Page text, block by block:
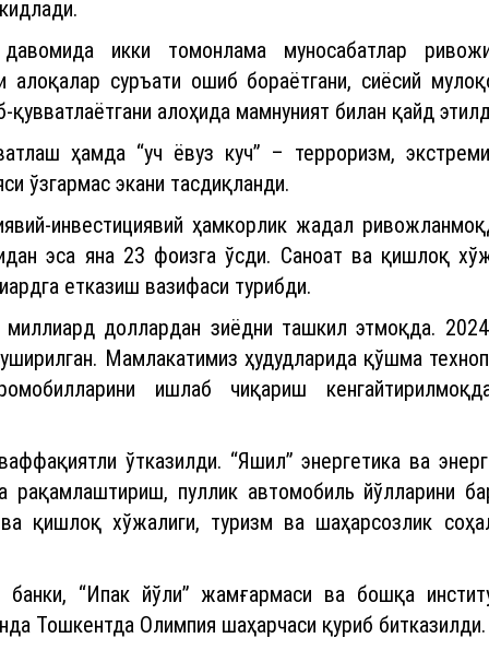
икки томонлама муносабатлар
алоқалар суръати ошиб бораётгани, сиёсий
алоҳида мамнуният билан қайд
ҳамда “уч ёвуз куч” – терроризм,
ўзгармас экани тасдиқланди.
инвестициявий ҳамкорлик жадал
эса яна 23 фоизга ўсди. Саноат ва қишлоқ
етказиш вазифаси турибди.
доллардан зиёдни ташкил этмоқда.
Мамлакатимиз ҳудудларида қўшма
ишлаб чиқариш
ўтказилди. “Яшил” энергетика ва
рақамлаштириш, пуллик автомобиль йўлларини
қишлоқ хўжалиги, туризм ва шаҳарсозлик
“Ипак йўли” жамғармаси ва бошқа
Тошкентда Олимпия шаҳарчаси қуриб битказилди.